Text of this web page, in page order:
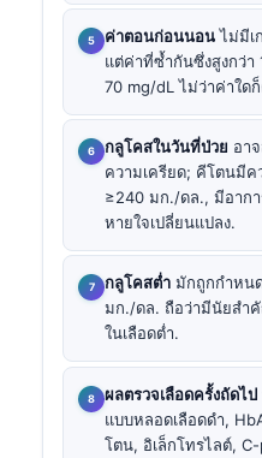
ค่าตอนก่อนนอนไม่มีเ
แต่ค่าที่ซ้ำกันซึ่งสูงกว่า
70 mg/dL ไม่ว่าค่าใด
กลูโคสในวันที่ป่วย อา
ความเครียด; คีโตนมี
≥240 มก./ดล., มีอาก
หายใจเปลี่ยนแปลง.
กลูโคสต่ำ มักถูกกำหน
มก./ดล. ถือว่ามีนัยสำ
ในเลือดต่ำ.
ผลตรวจเลือดครั้งถัดไป
แบบหลอดเลือดดำ,
โตน, อิเล็กโทรไลต์,